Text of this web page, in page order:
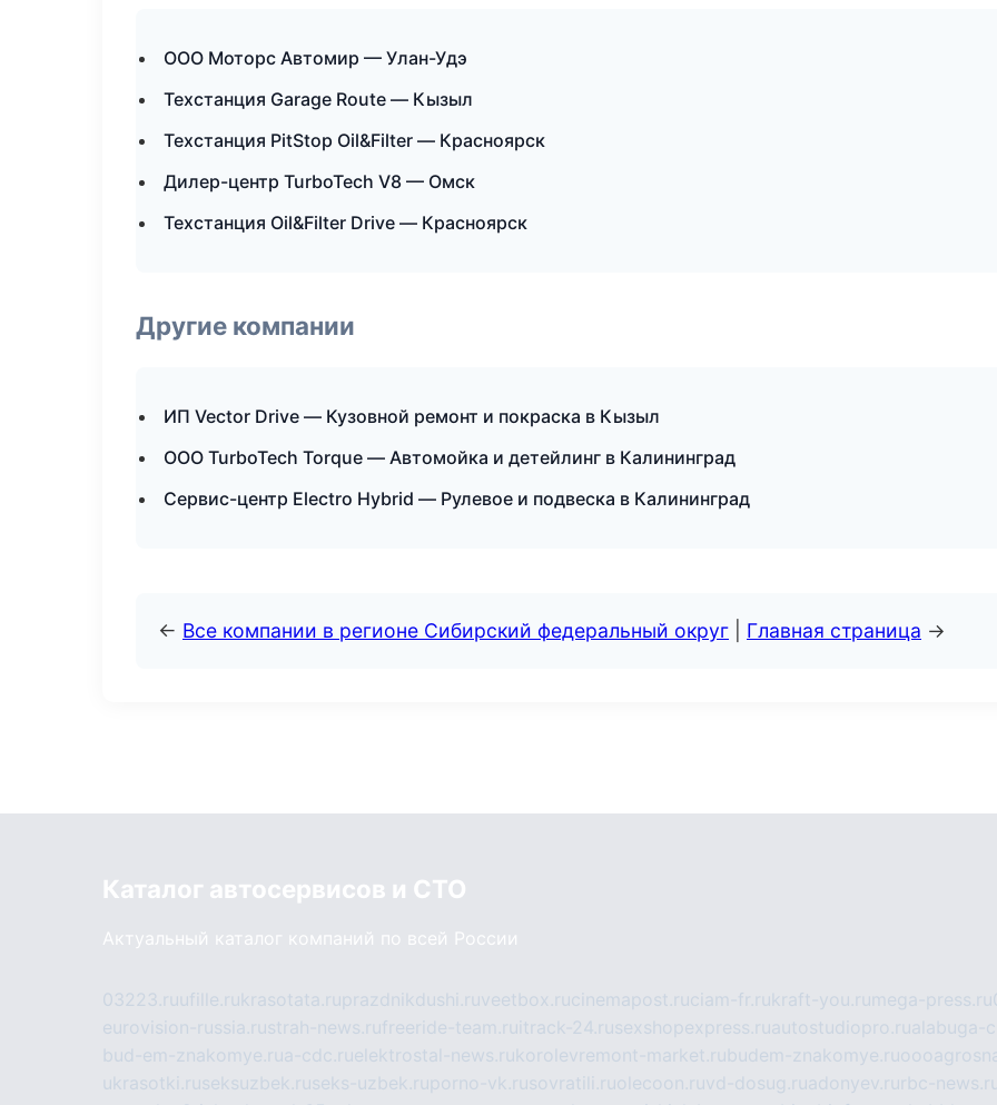
ООО Моторс Автомир — Улан-Удэ
Техстанция Garage Route — Кызыл
Техстанция PitStop Oil&Filter — Красноярск
Дилер-центр TurboTech V8 — Омск
Техстанция Oil&Filter Drive — Красноярск
Другие компании
ИП Vector Drive — Кузовной ремонт и покраска в Кызыл
ООО TurboTech Torque — Автомойка и детейлинг в Калининград
Сервис-центр Electro Hybrid — Рулевое и подвеска в Калининград
← Все компании в регионе Сибирский федеральный округ Главная страница →
Каталог автосервисов и СТО
Актуальный каталог компаний по всей России
03223.ruufille.rukrasotata.ruprazdnikdushi.ruveetbox.rucinemapost.ruciam-fr.rukraft-you.ru mega-press.ru
eurovision-russia.rustrah-news.rufreeride-team.ru itrack-24.rusexshopexpress.ruautostudiopro.rualabuga-
bud-em-znakomye.rua-cdc.ruelektrostal-news.rukorolevremont-market.rubudem-znakomye.ru
ukrasotki.ruseksuzbek.ruseks-uzbek.ruporno-vk.rusovratili.ruolecoon.ruvd-dosug.ruadonyev.ru rbc-